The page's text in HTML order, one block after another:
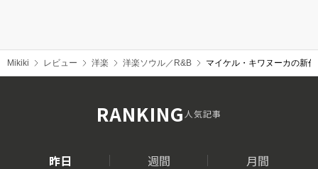
Mikiki レビュー 洋楽 洋楽ソウル／R&B マイケル・キワヌーカの新
RANKING人気記事
昨日 週間 月間